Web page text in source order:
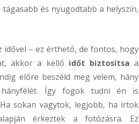
és nyugodtabb a helyszín,
idővel – ez érthető, de fontos, hogy
akkor a kellő időt biztosítsa a
előre beszéld meg velem, hány
Így fogok tudni én is
sokan vagytok, legjobb, ha írtok
érkeztek a fotózásra. Ez